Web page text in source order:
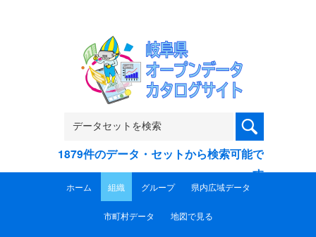
1879件のデータ・セットから検索可能で
す
ホーム 組織 グループ 県内広域データ
市町村データ 地図で見る